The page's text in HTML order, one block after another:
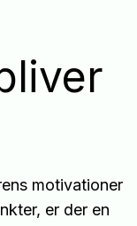
motivationer
er der en